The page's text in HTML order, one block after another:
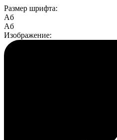
Размер шрифта:
Aб
Aб
Изображение: